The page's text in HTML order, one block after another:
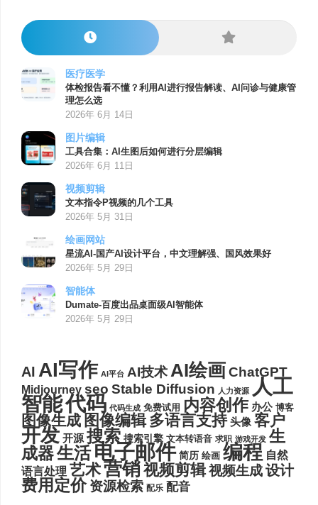
医疗医学
体检报告看不懂？利用AI进行报告解读、AI问诊与健康管
理怎么选
2026年 6月 14日
图片编辑
工具合集：AI生图后如何进行分层编辑
2026年 6月 11日
视频剪辑
文本指令P视频的几个工具
2026年 5月 31日
绘画网站
星流AI-国产AI设计平台，中文理解强、国风效果好
2026年 5月 29日
智能体
Dumate-百度出品桌面级AI智能体
2026年 5月 29日
AI AI写作 AI平台 AI技术AI绘画ChatGPT
Midjourney seo Stable Diffusion 人力资源 人工
智能代码 代码生成 免费试用 内容创作 办公 博客
图像生成 图像编辑 多语言支持 头像 客户
开发 开源 搜索 搜索引擎 文本转语音 求职 游戏开发 生
成器生活电子邮件 简历 绘画 编程 自然
语言处理 艺术营销视频剪辑视频生成设计
费用定价 资源检索 配乐 配音